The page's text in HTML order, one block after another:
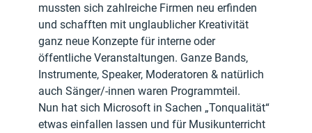
mussten sich zahlreiche Firmen neu erfinden
und schafften mit unglaublicher Kreativität
ganz neue Konzepte für interne oder
öffentliche Veranstaltungen. Ganze Bands,
Instrumente, Speaker, Moderatoren & natürlich
auch Sänger/-innen waren Programmteil.
Nun hat sich Microsoft in Sachen „Tonqualität“
etwas einfallen lassen und für Musikunterricht